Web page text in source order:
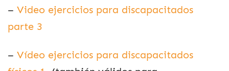
– Video ejercicios para discapacitados
parte 3
– Vídeo ejercicios para discapacitados